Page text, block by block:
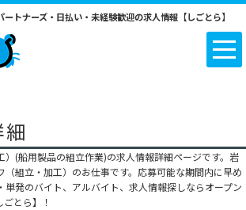
トナーズ・日払い・未経験歓迎の求人情報【しごとら】
）(船用製品の組立作業)の求人情報詳細ページです。岩
（組立・加工）のお仕事です。応募可能な期間内に早め
単発のバイト、アルバイト、求人情報探しならオープン
とら】！